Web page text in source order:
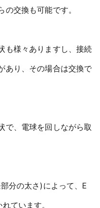
交換も可能です。
も様々ありますし、接続
あり、その場合は交換で
で、電球を回しながら取
分の太さ)によって、E
ています。